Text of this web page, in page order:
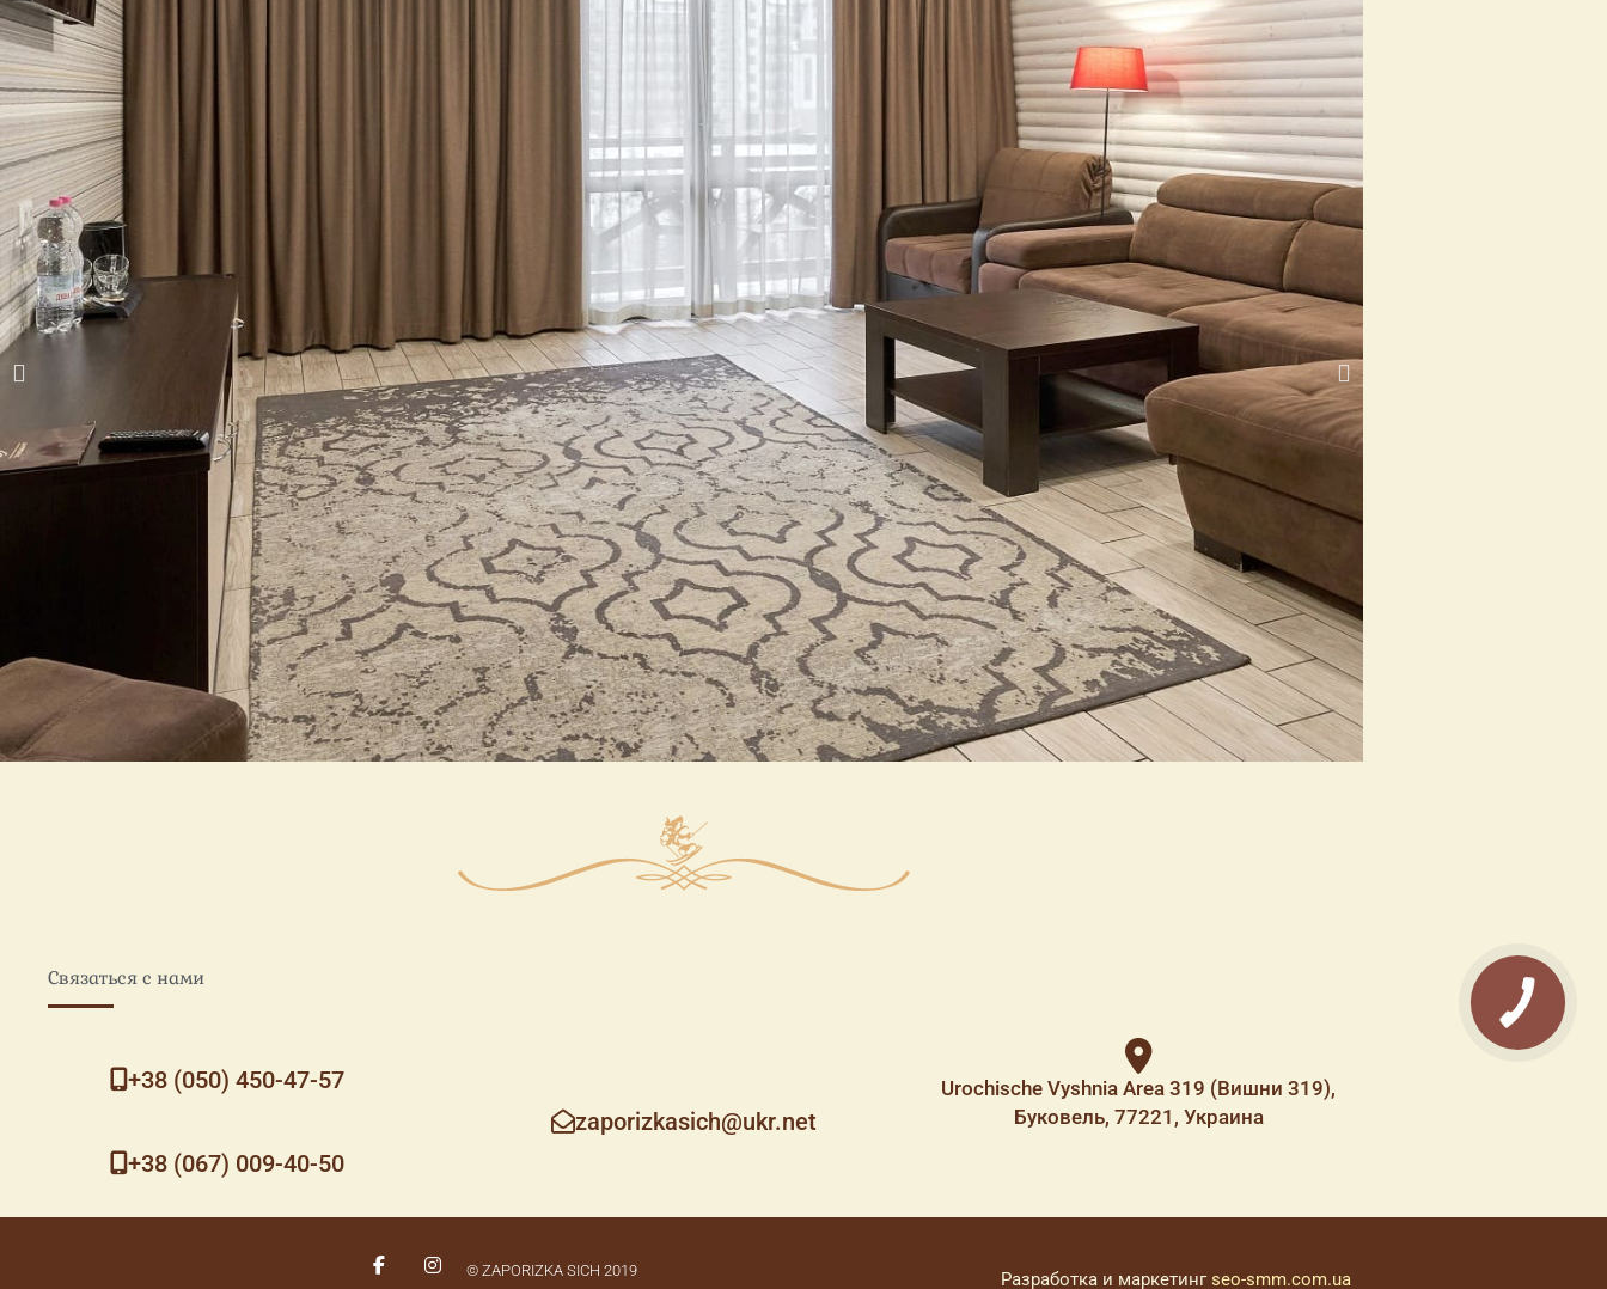
Связаться с нами
+38 (050) 450-47-57
+38 (067) 009-40-50
zaporizkasich@ukr.net
Urochische Vyshnia Area 319 (Вишни 319),
Буковель, 77221, Украина
F
I
© ZAPORIZKA SICH 2019 Разработка и маркетингseo-smm.com.ua